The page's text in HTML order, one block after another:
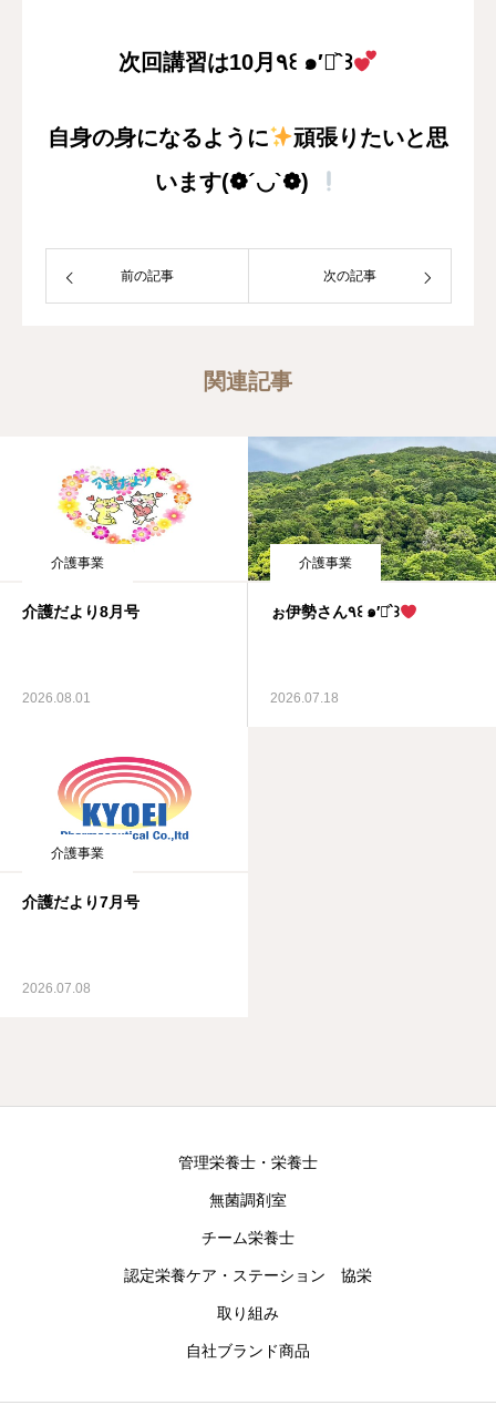
次回講習は10月٩꒰ ๑′◡͐`꒱
自身の身になるように
頑張りたいと思
います(❁´◡`❁)
前の記事 次の記事
関連記事
介護事業
介護だより8月号
2026.08.01
介護事業
ぉ伊勢さん٩꒰ ๑′◡͐`꒱
2026.07.18
介護事業
介護だより7月号
2026.07.08
管理栄養士・栄養士
無菌調剤室
チーム栄養士
認定栄養ケア・ステーション 協栄
取り組み
自社ブランド商品